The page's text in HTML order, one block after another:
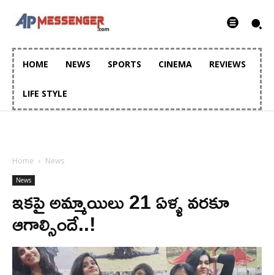
HOME NEWS SPORTS CINEMA REVIEWS
LIFE STYLE
Home News
News
ఇకపై అమ్మాయిలు 21 ఏళ్ళ వరకూ
ఆగాల్సిందే..!